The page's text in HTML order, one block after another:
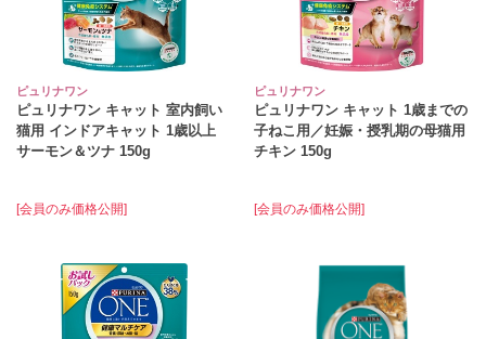
ピュリナワン
ピュリナワン キャット 室内飼い
猫用 インドアキャット 1歳以上
サーモン＆ツナ 150g
[会員のみ価格公開]
ピュリナワン
ピュリナワン キャット 1歳までの
子ねこ用／妊娠・授乳期の母猫用
チキン 150g
[会員のみ価格公開]